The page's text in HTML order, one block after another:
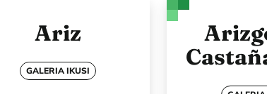
Ariz
GALERIA IKUSI